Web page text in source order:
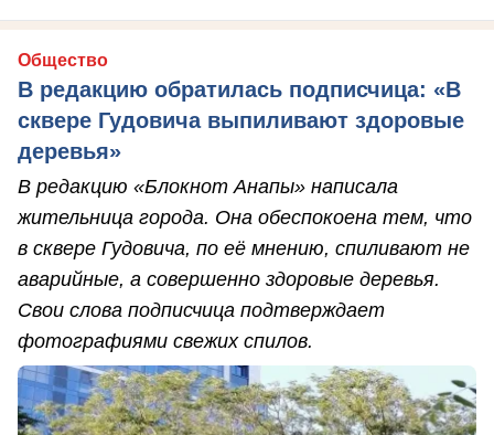
Общество
В редакцию обратилась подписчица: «В
сквере Гудовича выпиливают здоровые
деревья»
В редакцию «Блокнот Анапы» написала
жительница города. Она обеспокоена тем, что
в сквере Гудовича, по её мнению, спиливают не
аварийные, а совершенно здоровые деревья.
Свои слова подписчица подтверждает
фотографиями свежих спилов.